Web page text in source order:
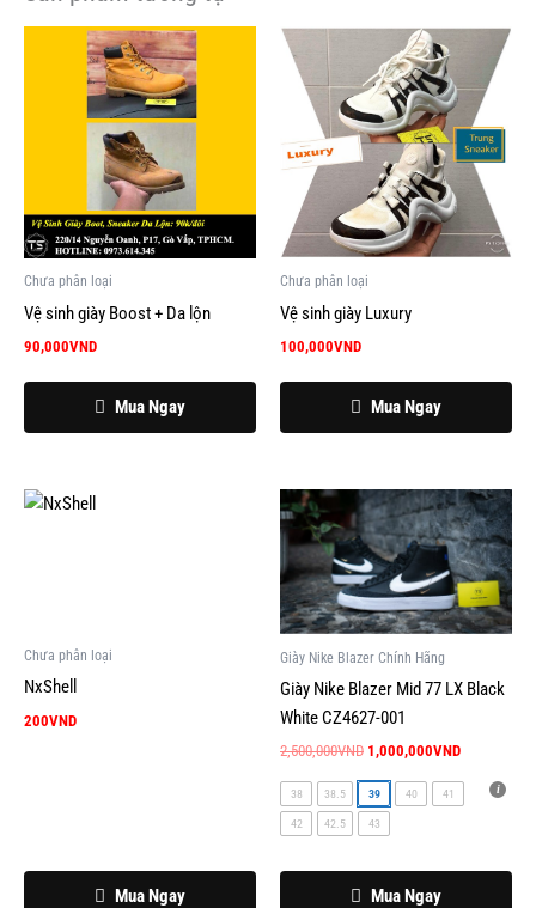
Chưa phân loại
Vệ sinh giày Boost + Da lộn
90,000VND
Mua Ngay
Chưa phân loại
Vệ sinh giày Luxury
100,000VND
Mua Ngay
Chưa phân loại
NxShell
200VND
Mua Ngay
Giày Nike Blazer Chính Hãng
Giày Nike Blazer Mid 77 LX Black
White CZ4627-001
2,500,000VND
Giá
gốc
là:
2,500,000VND.
1,000,000VND
Giá
hiện
tại
là:
Mua Ngay
Sản
phẩm
này
có
nhiều
biến
Các
chọn
có
thể
chọn
38 38.5 39 40 41
42 42.5 43